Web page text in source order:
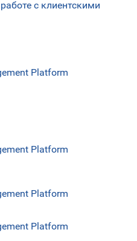
с клиентскими
Platform
Platform
Platform
Platform